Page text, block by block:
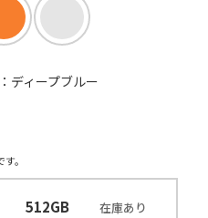
ディープブルー
。
512GB 在庫あり